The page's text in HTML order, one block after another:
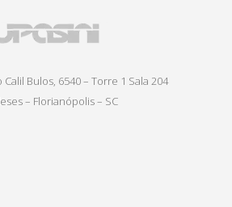
Bulos, 6540 – Torre 1 Sala 204
– Florianópolis – SC